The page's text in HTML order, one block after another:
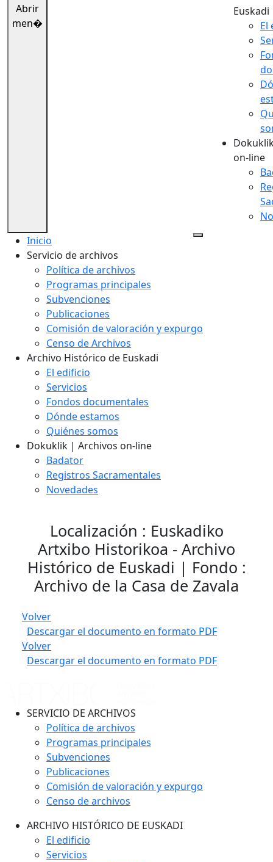
Abrir
men�
Euskadi
El
on-line
Inicio
Servicio de archivos
Política de archivos
Programas principales
Subvenciones
Publicaciones
Comisión de valoración y expurgo
Censo de Archivos
Archivo Histórico de Euskadi
El edificio
Servicios
Fondos documentales
Dónde estamos
Quiénes somos
Dokuklik | Archivos on-line
Badator
Registros Sacramentales
Novedades
Localización : Euskadiko
Artxibo Historikoa - Archivo
Histórico de Euskadi | Fondo :
Archivo de la Casa de Zavala
Volver
Descargar el documento en formato PDF
Volver
Descargar el documento en formato PDF
SERVICIO DE ARCHIVOS
Política de archivos
Programas principales
Subvenciones
Publicaciones
Comisión de valoración y expurgo
Censo de archivos
ARCHIVO HISTÓRICO DE EUSKADI
El edificio
Servicios